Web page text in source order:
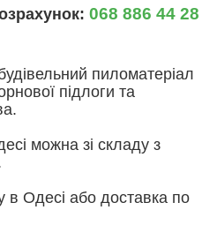
068 886 44 28
пиломатеріал
підлоги та
можна зі складу з
в Одесі або доставка по